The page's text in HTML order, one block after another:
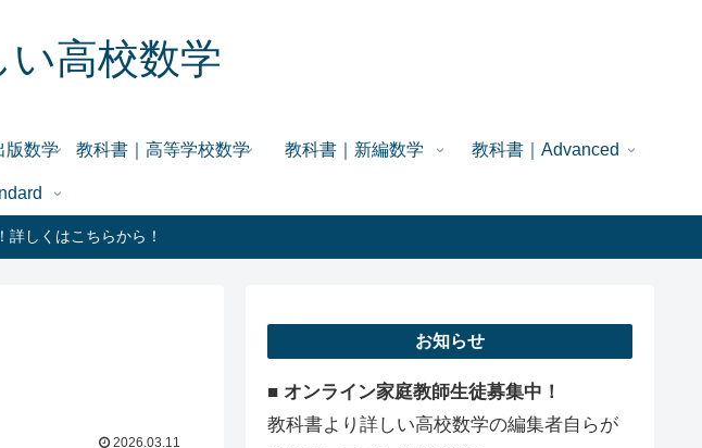
高校数学
版数学 教科書｜高等学校数学 教科書｜新編数学 教科書｜Advanced
詳しくはこちらから！
2026.03.11
お知らせ
■ オンライン家庭教師生徒募集中！
教科書より詳しい高校数学の編集者自らが